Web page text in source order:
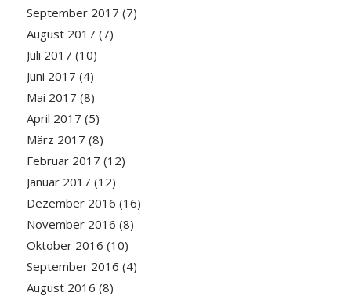
September 2017 (7)
August 2017 (7)
Juli 2017 (10)
Juni 2017 (4)
Mai 2017 (8)
April 2017 (5)
März 2017 (8)
Februar 2017 (12)
Januar 2017 (12)
Dezember 2016 (16)
November 2016 (8)
Oktober 2016 (10)
September 2016 (4)
August 2016 (8)